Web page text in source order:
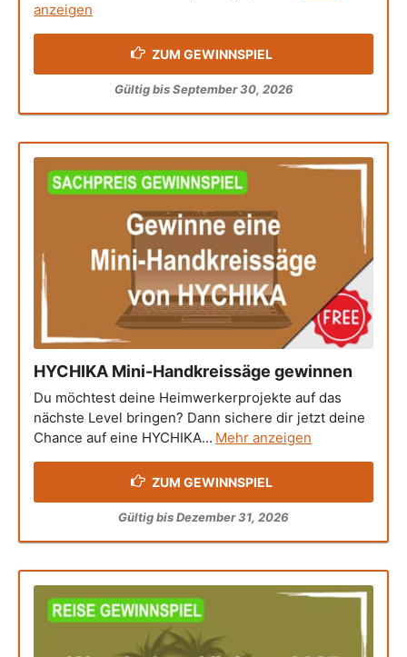
anzeigen
ZUM GEWINNSPIEL
Gültig bis September 30, 2026
HYCHIKA Mini-Handkreissäge gewinnen
Du möchtest deine Heimwerkerprojekte auf das
nächste Level bringen? Dann sichere dir jetzt deine
Chance auf eine HYCHIKA... Mehr anzeigen
ZUM GEWINNSPIEL
Gültig bis Dezember 31, 2026